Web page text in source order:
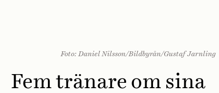
Foto: Daniel Nilsson/Bildbyrån/Gustaf Jarnling
Fem tränare om sina